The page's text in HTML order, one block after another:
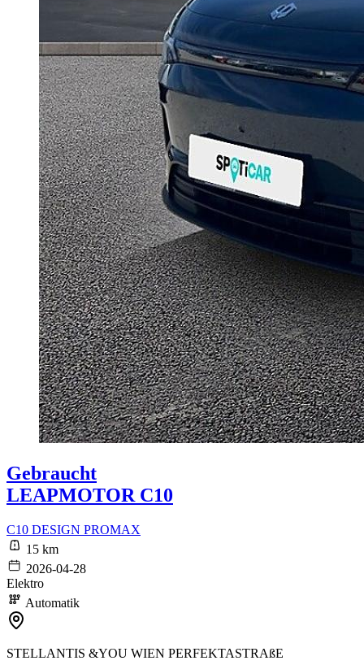
Gebraucht
LEAPMOTOR C10
C10 DESIGN PROMAX
15 km
2026-04-28
Elektro
Automatik
STELLANTIS &YOU WIEN PERFEKTASTRAßE